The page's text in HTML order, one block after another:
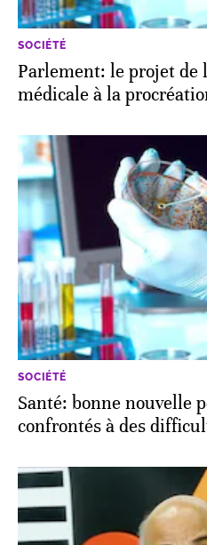
SOCIÉTÉ
Parlement: le projet de
médicale à la
SOCIÉTÉ
Santé: bonne nouvelle
confrontés à des